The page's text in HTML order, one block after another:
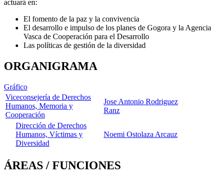
actuará en:
El fomento de la paz y la convivencia
El desarrollo e impulso de los planes de Gogora y la Agencia
Vasca de Cooperación para el Desarrollo
Las políticas de gestión de la diversidad
ORGANIGRAMA
Gráfico
Viceconsejería de Derechos
Humanos, Memoria y
Cooperación
Jose Antonio Rodriguez
Ranz
Dirección de Derechos
Humanos, Víctimas y
Diversidad
Noemi Ostolaza Arcauz
ÁREAS / FUNCIONES